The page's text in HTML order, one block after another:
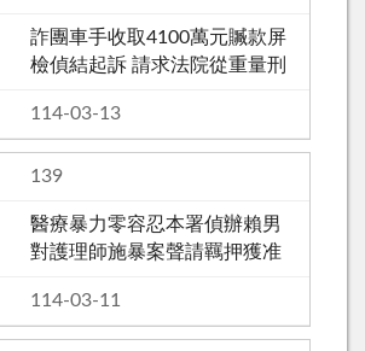
詐團車手收取4100萬元贓款屏
檢偵結起訴 請求法院從重量刑
114-03-13
139
醫療暴力零容忍本署偵辦賴男
對護理師施暴案聲請羈押獲准
114-03-11